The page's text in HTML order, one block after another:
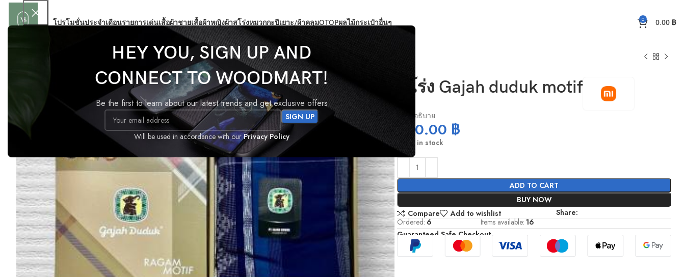
HEY YOU, SIGN UP AND
CONNECT TO WOODMART!
Be the first to learn about our latest trends and get exclusive offers
Will be used in accordance with ourPrivacy Policy
โปรโมชั่นประจำเดือนรายการเด่นเสื้อผ้าชายเสื้อผ้าหญิงผ้าสโร่งหมวกกะปีเยาะ/ผ้าคลุมOTOPผลไม้กระเป๋าอื่นๆ 0 0.00 ฿
เสื้อผ้าชาย สโร่ง Gajah duduk motif
สโร่ง Gajah duduk motif
ใส่คำอธิบาย
250.00 ฿
16 in stock
ADD TO CART
BUY NOW
Compare
Add to wishlist
Share:
Ordered: 6 Items available: 16
Guaranteed Safe Checkout